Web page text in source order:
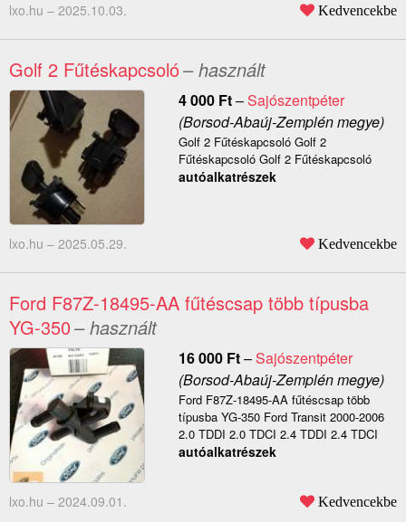
lxo.hu – 2025.10.03. Kedvencekbe
Golf 2 Fűtéskapcsoló– használt
4 000 Ft–Sajószentpéter
(Borsod-Abaúj-Zemplén megye)
Golf 2 Fűtéskapcsoló Golf 2
Fűtéskapcsoló Golf 2 Fűtéskapcsoló
autóalkatrészek
lxo.hu – 2025.05.29. Kedvencekbe
Ford F87Z-18495-AA fűtéscsap több típusba
YG-350– használt
16 000 Ft–Sajószentpéter
(Borsod-Abaúj-Zemplén megye)
Ford F87Z-18495-AA fűtéscsap több
típusba YG-350 Ford Transit 2000-2006
2.0 TDDI 2.0 TDCI 2.4 TDDI 2.4 TDCI
autóalkatrészek
lxo.hu – 2024.09.01. Kedvencekbe